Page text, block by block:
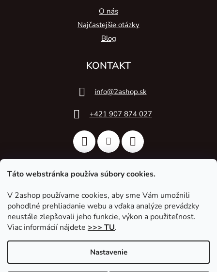
Táto webstránka používa súbory cookies.
V 2ashop používame cookies, aby sme Vám umožnili
pohodlné prehliadanie webu a vďaka analýze prevádzky
neustále zlepšovali jeho funkcie, výkon a použiteľnosť.
Viac informácií nájdete >>> TU.
Nastavenie
O nás
Najčastejšie otázky
Blog
KONTAKT
info@2ashop.sk
+421 907 874 027
2A Acoustic